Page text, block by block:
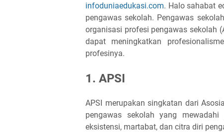
infoduniaedukasi.com. Halo sahabat
pengawas sekolah. Pengawas
organisasi profesi pengawas sekolah
dapat meningkatkan
profesinya.
1. APSI
APSI merupakan singkatan dari
pengawas sekolah yang mewadahi
eksistensi, martabat, dan citra diri